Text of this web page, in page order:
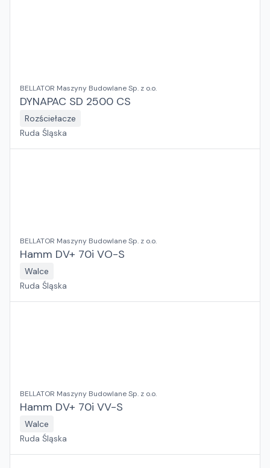
BELLATOR Maszyny Budowlane Sp. z o.o.
DYNAPAC SD 2500 CS
Rozściełacze
Ruda Śląska
BELLATOR Maszyny Budowlane Sp. z o.o.
Hamm DV+ 70i VO-S
Walce
Ruda Śląska
BELLATOR Maszyny Budowlane Sp. z o.o.
Hamm DV+ 70i VV-S
Walce
Ruda Śląska